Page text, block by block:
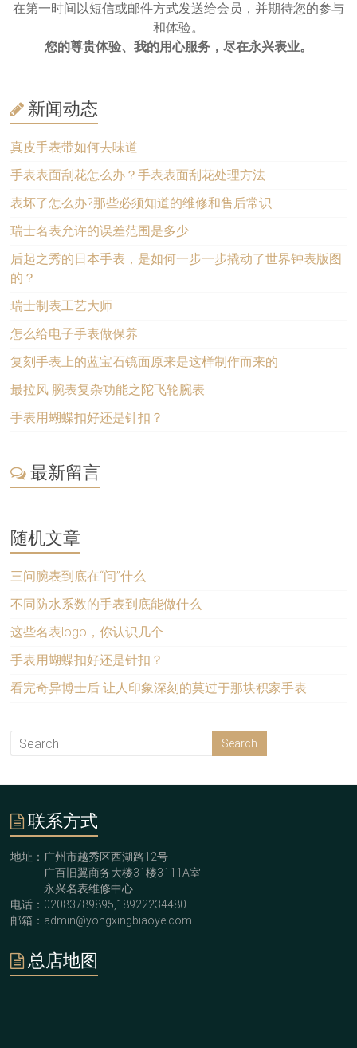
在第一时间以短信或邮件方式发送给会员，并期待您的参与
和体验。
您的尊贵体验、我的用心服务，尽在永兴表业。
新闻动态
真皮手表带如何去味道
手表表面刮花怎么办？手表表面刮花处理方法
表坏了怎么办?那些必须知道的维修和售后常识
瑞士名表允许的误差范围是多少
后起之秀的日本手表，是如何一步一步撬动了世界钟表版图
的？
瑞士制表工艺大师
怎么给电子手表做保养
复刻手表上的蓝宝石镜面原来是这样制作而来的
最拉风 腕表复杂功能之陀飞轮腕表
手表用蝴蝶扣好还是针扣？
最新留言
随机文章
三问腕表到底在“问”什么
不同防水系数的手表到底能做什么
这些名表logo，你认识几个
手表用蝴蝶扣好还是针扣？
看完奇异博士后 让人印象深刻的莫过于那块积家手表
联系方式
地址：广州市越秀区西湖路12号
广百旧翼商务大楼31楼3111A室
永兴名表维修中心
电话：02083789895,18922234480
邮箱：admin@yongxingbiaoye.com
总店地图